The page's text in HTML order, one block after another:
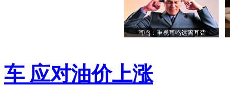
耳鸣：重视耳鸣远离耳聋
车 应对油价上涨